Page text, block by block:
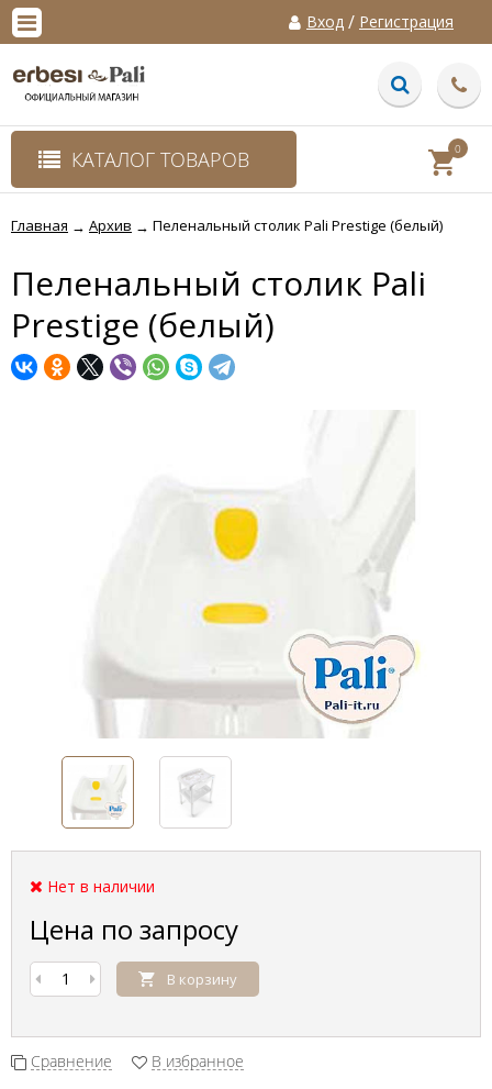
Вход / Регистрация
КАТАЛОГ ТОВАРОВ 0
Главная → Архив → Пеленальный столик Pali Prestige (белый)
Пеленальный столик Pali
Prestige (белый)
Нет в наличии
Цена по запросу
В корзину
Сравнение В избранное